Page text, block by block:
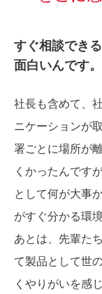
すぐ相談でき
面白いんです。
社長も含めて、
ニケーションが
署ごとに場所が
くかったんです
として何が大事
がすぐ分かる環
あとは、先輩た
て製品として世
くやりがいを感